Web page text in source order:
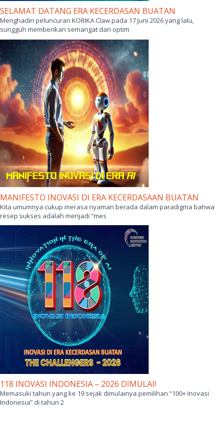
SELAMAT DATANG ERA KECERDASAN BUATAN
Menghadiri peluncuran KORIKA Claw pada 17 Juni 2026 yang lalu,
sungguh memberikan semangat dan optim
MANIFESTO INOVASI DI ERA KECERDASAAN BUATAN
Kita umumnya cukup merasa nyaman berada dalam paradigma bahwa
resep sukses adalah menjadi “mes
118 INOVASI INDONESIA – 2026 DIMULAI!
Memasuki tahun yang ke 19 sejak dimulainya pemilihan “100+ Inovasi
Indonesia” di tahun 2